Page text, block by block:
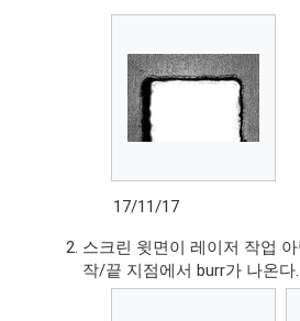
17/11/17
스크린 윗면이 레이저 작업
작/끝 지점에서 burr가 나온다.